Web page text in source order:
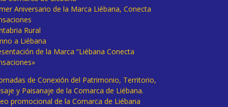
Aniversario de la Marca Liébana, Conecta
Rural
a Liébana
de la Marca “Liébana Conecta
de Conexión del Patrimonio, Territorio,
y Paisanaje de la Comarca de Liébana.
promocional de la Comarca de Liébana